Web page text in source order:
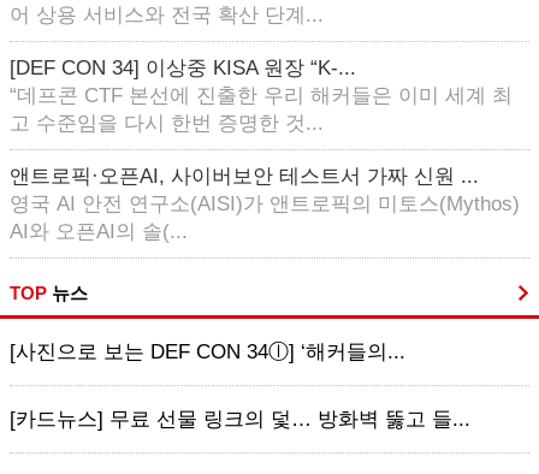
어 상용 서비스와 전국 확산 단계...
[DEF CON 34] 이상중 KISA 원장 “K-...
“데프콘 CTF 본선에 진출한 우리 해커들은 이미 세계 최
고 수준임을 다시 한번 증명한 것...
앤트로픽·오픈AI, 사이버보안 테스트서 가짜 신원 ...
영국 AI 안전 연구소(AISI)가 앤트로픽의 미토스(Mythos)
AI와 오픈AI의 솔(...
TOP 뉴스
[사진으로 보는 DEF CON 34ⓛ] ‘해커들의...
[카드뉴스] 무료 선물 링크의 덫… 방화벽 뚫고 들...